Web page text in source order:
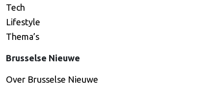
Tech
Lifestyle
Thema’s
Brusselse Nieuwe
Over Brusselse Nieuwe